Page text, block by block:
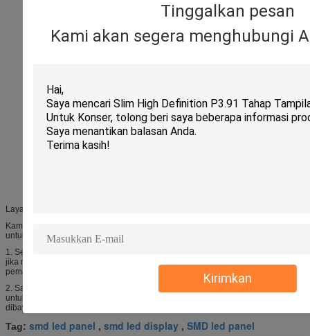
Tinggalkan pesan
Kami akan segera menghubungi
Kirimkan
Layanan purna jual
Kami berjanji kami menyediakan garansi 2 tahun untuk mempertahankan gratis
untuk produk kami dan layanan pelacakan kehidupan penuh.
1. Selama masa garansi, kami akan memperbaiki peralatan gratis tanpa syarat
jika masalah disebabkan oleh kualitas produk atau masalah produksi dan
pemasangan.
2. Saat garansi kedaluwarsa. kami terus menyediakan layanan pemeliharaan
untuk seumur hidup peralatan dengan biaya layanan / bahan relatif yang
dibayarkan.
Tag: smd led panel , smd led display , SMD led panel